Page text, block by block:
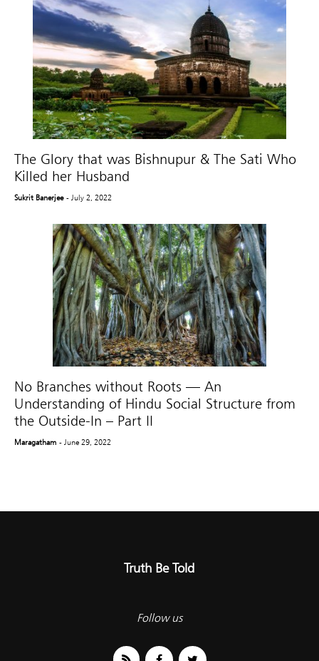
The Glory that was Bishnupur & The Sati Who
Killed her Husband
Sukrit Banerjee - July 2, 2022
No Branches without Roots — An
Understanding of Hindu Social Structure from
the Outside-In – Part II
Maragatham - June 29, 2022
Truth Be Told
Follow us